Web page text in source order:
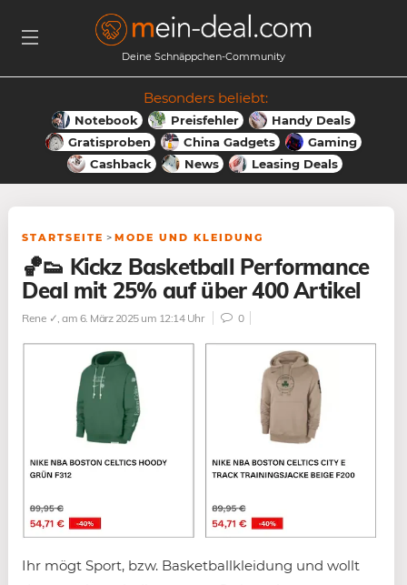
Deine Schnäppchen-Community
Besonders beliebt:
Notebook Preisfehler
Handy Deals
Gratisproben
China Gadgets
Gaming
Cashback
News Leasing Deals
STARTSEITE > MODE UND KLEIDUNG
🏀👟 Kickz Basketball Performance
Deal mit 25% auf über 400 Artikel
Rene ✓, am 6. März 2025 um 12:14 Uhr 0
Ihr mögt Sport, bzw. Basketballkleidung und wollt